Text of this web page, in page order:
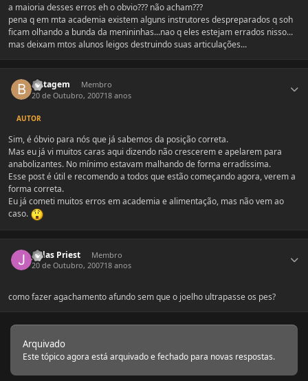
a maioria desses erros eh o obvio??? não acham???
pena q em mta academia existem alguns instrutores despreparados q soh
ficam olhando a bunda da menininhas...nao q eles estejam errados nisso...
mas deixam mtos alunos leigos destruindo suas articulações...
Britagem
Membro
20 de Outubro, 200718 anos
AUTOR
Sim, é óbvio para nós que já sabemos da posição correta.
Mas eu já vi muitos caras aqui dizendo não crescerem e apelarem para
anabolizantes. No mínimo estavam malhando de forma erradíssima.
Esse post é útil e recomendo a todos que estão começando agora, verem a
forma correta.
Eu já cometi muitos erros em academia e alimentação, mas não vem ao
caso.
Judas Priest
Membro
20 de Outubro, 200718 anos
como fazer agachamento afundo sem que o joelho ultrapasse os pes?
Arquivado
Este tópico agora está arquivado e fechado para novas respostas.